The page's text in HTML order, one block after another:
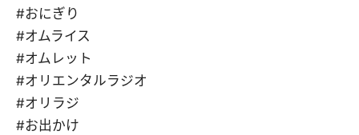
#おにぎり
#オムライス
#オムレット
#オリエンタルラジオ
#オリラジ
#お出かけ